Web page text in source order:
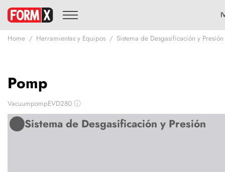
Home Herramientas y Equipos Sistema de Desgasificación y Presión
Pomp
VacuumpompEVD280 ⓘ
Sistema de Desgasificación y Presión